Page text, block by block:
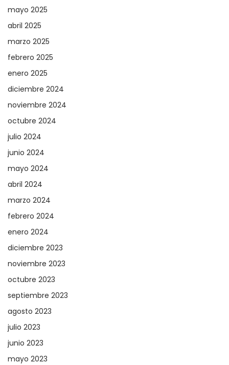
mayo 2025
abril 2025
marzo 2025
febrero 2025
enero 2025
diciembre 2024
noviembre 2024
octubre 2024
julio 2024
junio 2024
mayo 2024
abril 2024
marzo 2024
febrero 2024
enero 2024
diciembre 2023
noviembre 2023
octubre 2023
septiembre 2023
agosto 2023
julio 2023
junio 2023
mayo 2023